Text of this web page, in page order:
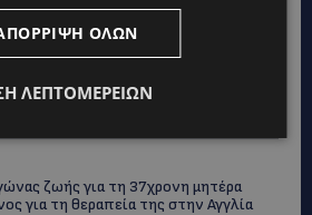
με υπερβολική ταχύτητα σε μία νύχτα
στους ελέγχους
είναι μόνο ένας αριθμός – Οι
ζωής για τη 37χρονη μητέρα
για τη θεραπεία της στην Αγγλία
ΌΛΩΝ
ΛΕΠΤΟΜΕΡΕΙΏΝ